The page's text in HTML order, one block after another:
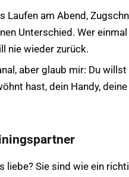
Laufen am Abend,
Unterschied. Wer
nie wieder zurück.
aber glaub mir: Du
hast, dein Handy,
liebe? Sie sind wie ein